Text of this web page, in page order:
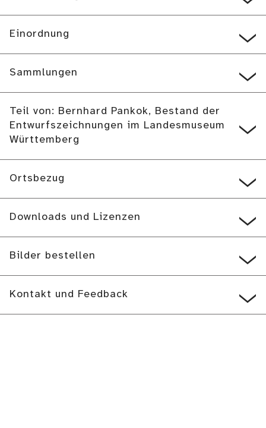
Einordnung
Sammlungen
Teil von: Bernhard Pankok, Bestand der
Entwurfszeichnungen im Landesmuseum
Württemberg
Ortsbezug
Downloads und Lizenzen
Bilder bestellen
Kontakt und Feedback